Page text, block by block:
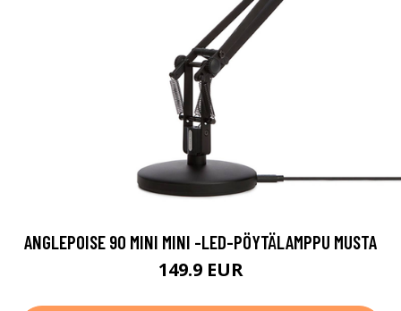
ANGLEPOISE 90 MINI MINI -LED-PÖYTÄLAMPPU MUSTA
149.9 EUR